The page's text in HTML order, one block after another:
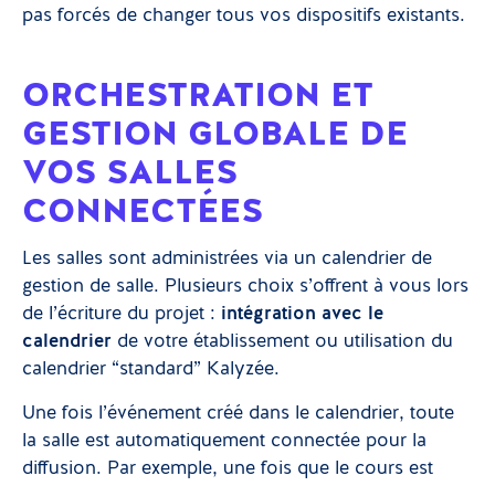
pas forcés de changer tous vos dispositifs existants.
ORCHESTRATION ET
GESTION GLOBALE DE
VOS SALLES
CONNECTÉES
Les salles sont administrées via un calendrier de
gestion de salle. Plusieurs choix s’offrent à vous lors
de l’écriture du projet : intégration avec le
calendrier de votre établissement ou utilisation du
calendrier “standard” Kalyzée.
Une fois l’événement créé dans le calendrier, toute
la salle est automatiquement connectée pour la
diffusion. Par exemple, une fois que le cours est